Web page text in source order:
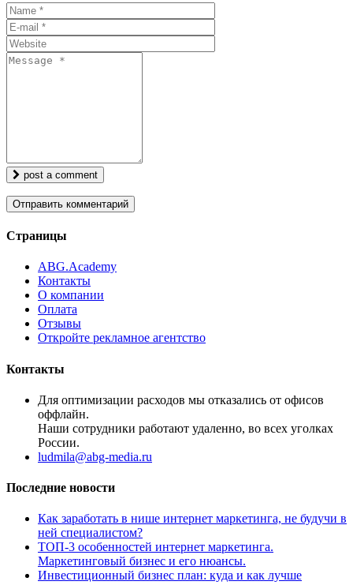
post a comment
Страницы
ABG.Academy
Контакты
О компании
Оплата
Отзывы
Откройте рекламное агентство
Контакты
Для оптимизации расходов мы отказались от офисов
оффлайн.
Наши сотрудники работают удаленно, во всех уголках
России.
ludmila@abg-media.ru
Последние новости
Как заработать в нише интернет маркетинга, не будучи в
ней специалистом?
ТОП-3 особенностей интернет маркетинга.
Маркетинговый бизнес и его нюансы.
Инвестиционный бизнес план: куда и как лучше